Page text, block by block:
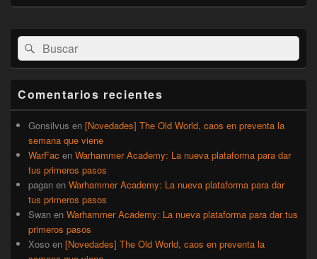
El
área
de
lateral
primaria
Buscar
por:
Buscar
Comentarios recientes
Gonsilvus en [Novedades] The Old World, caos en preventa la
semana que viene
WarFac en Warhammer Academy: La nueva plataforma para dar
tus primeros pasos
pagan en Warhammer Academy: La nueva plataforma para dar
tus primeros pasos
Swan en Warhammer Academy: La nueva plataforma para dar tus
primeros pasos
Xoso en [Novedades] The Old World, caos en preventa la